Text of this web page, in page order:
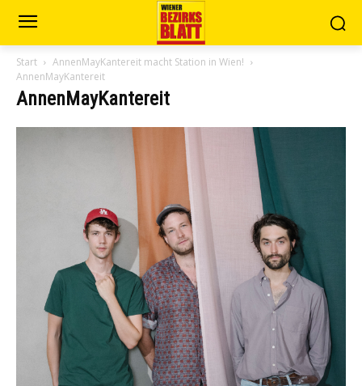
Start
AnnenMayKantereit macht Station in Wien!
AnnenMayKantereit
AnnenMayKantereit